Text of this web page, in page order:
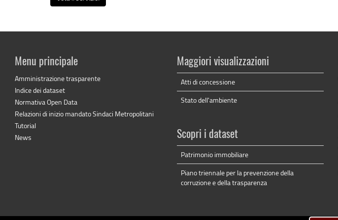
Menu principale
Amministrazione trasparente
Indice dei dataset
Normativa Open Data
Relazioni di inizio mandato Sindaci Metropolitani
Tutorial
News
Maggiori visualizzazioni
Atti di concessione
Stato dell'ambiente
Scopri i dataset
Patrimonio immobiliare
Piano triennale per la prevenzione della
corruzione e della trasparenza